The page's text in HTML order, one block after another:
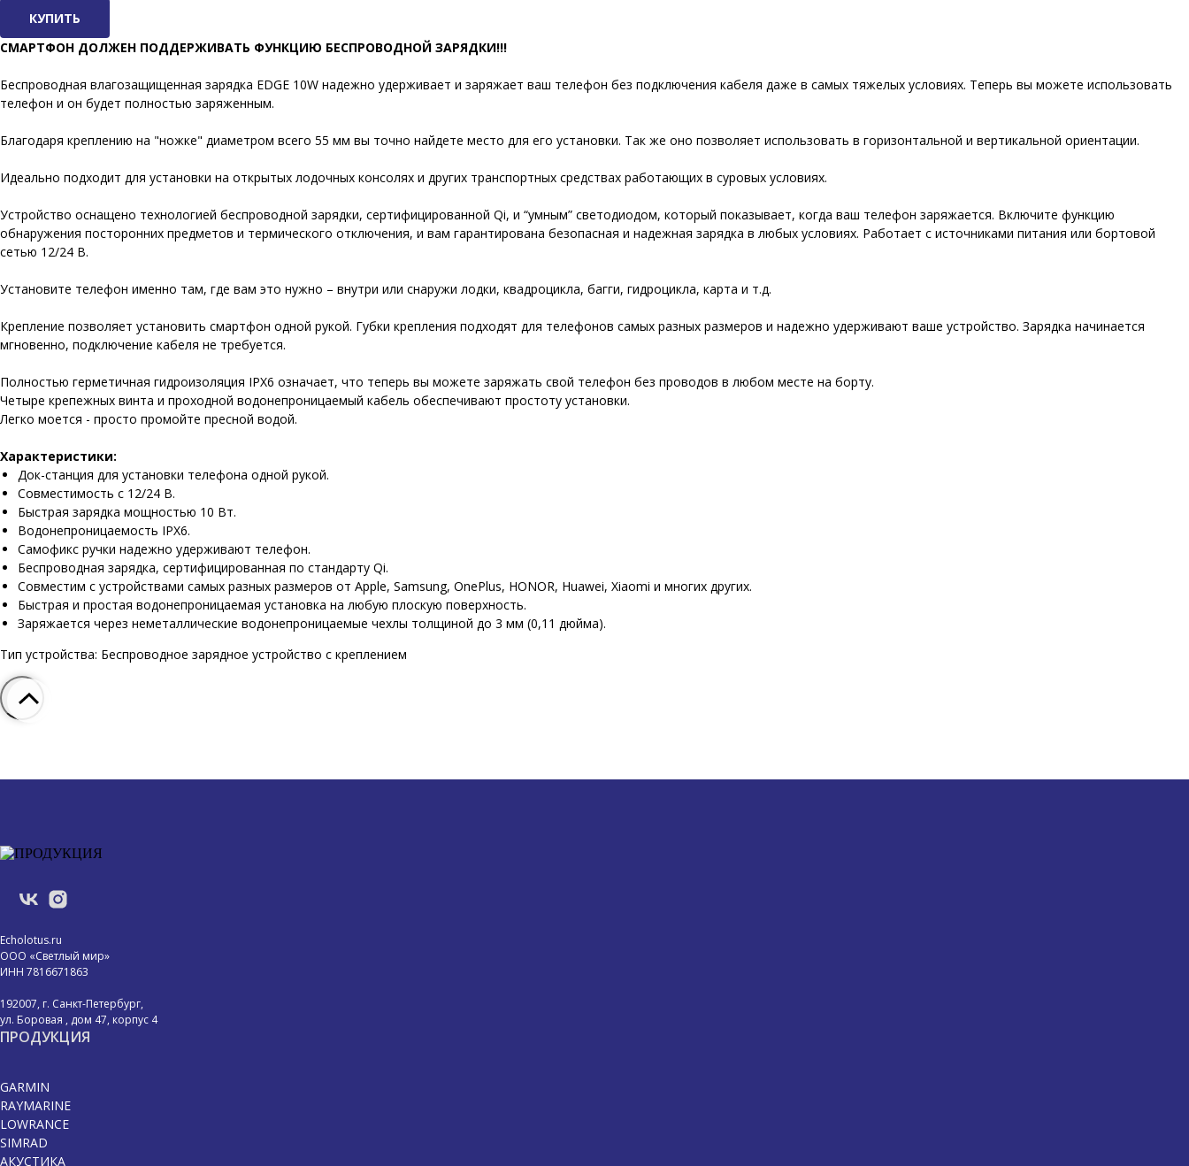
КУПИТЬ
СМАРТФОН ДОЛЖЕН ПОДДЕРЖИВАТЬ ФУНКЦИЮ БЕСПРОВОДНОЙ ЗАРЯДКИ!!!
Беспроводная влагозащищенная зарядка EDGE 10W надежно удерживает и заряжает ваш телефон без подключения кабеля даже в самых тяжелых условиях. Теперь вы можете использовать
телефон и он будет полностью заряженным.
Благодаря креплению на "ножке" диаметром всего 55 мм вы точно найдете место для его установки. Так же оно позволяет использовать в горизонтальной и вертикальной ориентации.
Идеально подходит для установки на открытых лодочных консолях и других транспортных средствах работающих в суровых условиях.
Устройство оснащено технологией беспроводной зарядки, сертифицированной Qi, и “умным” светодиодом, который показывает, когда ваш телефон заряжается. Включите функцию
обнаружения посторонних предметов и термического отключения, и вам гарантирована безопасная и надежная зарядка в любых условиях. Работает с источниками питания или бортовой
сетью 12/24 В.
Установите телефон именно там, где вам это нужно – внутри или снаружи лодки, квадроцикла, багги, гидроцикла, карта и т.д.
Крепление позволяет установить смартфон одной рукой. Губки крепления подходят для телефонов самых разных размеров и надежно удерживают ваше устройство. Зарядка начинается
мгновенно, подключение кабеля не требуется.
Полностью герметичная гидроизоляция IPX6 означает, что теперь вы можете заряжать свой телефон без проводов в любом месте на борту.
Четыре крепежных винта и проходной водонепроницаемый кабель обеспечивают простоту установки.
Легко моется - просто промойте пресной водой.
Характеристики:
Док-станция для установки телефона одной рукой.
Совместимость с 12/24 В.
Быстрая зарядка мощностью 10 Вт.
Водонепроницаемость IPX6.
Самофикс ручки надежно удерживают телефон.
Беспроводная зарядка, сертифицированная по стандарту Qi.
Совместим с устройствами самых разных размеров от Apple, Samsung, OnePlus, HONOR, Huawei, Xiaomi и многих других.
Быстрая и простая водонепроницаемая установка на любую плоскую поверхность.
Заряжается через неметаллические водонепроницаемые чехлы толщиной до 3 мм (0,11 дюйма).
Тип устройства: Беспроводное зарядное устройство с креплением
Echolotus.ru
ООО «Светлый мир»
ИНН 7816671863
192007, г. Санкт-Петербург,
ул. Боровая , дом 47, корпус 4
ПРОДУКЦИЯ
GARMIN
RAYMARINE
LOWRANCE
SIMRAD
АКУСТИКА